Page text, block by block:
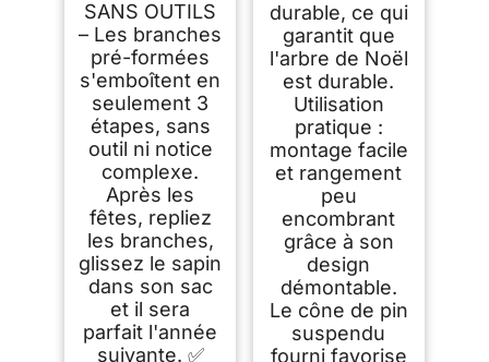
SANS OUTILS
– Les branches
pré-formées
s'emboîtent en
seulement 3
étapes, sans
outil ni notice
complexe.
Après les
fêtes, repliez
les branches,
glissez le sapin
dans son sac
et il sera
parfait l'année
suivante. ✅
durable, ce qui
garantit que
l'arbre de Noël
est durable.
Utilisation
pratique :
montage facile
et rangement
peu
encombrant
grâce à son
design
démontable.
Le cône de pin
suspendu
fourni favorise